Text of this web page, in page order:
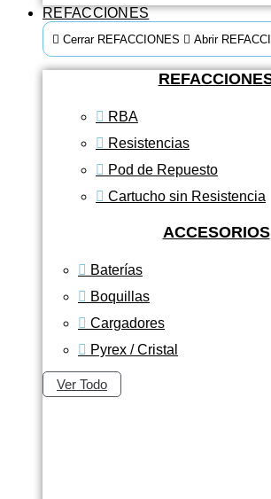
REFACCIONES
Cerrar REFACCIONES Abrir
RBA
Resistencias
Pod de Repuesto
Cartucho sin Resistencia
ACCESORIOS
Baterías
Boquillas
Cargadores
Pyrex / Cristal
Ver Todo